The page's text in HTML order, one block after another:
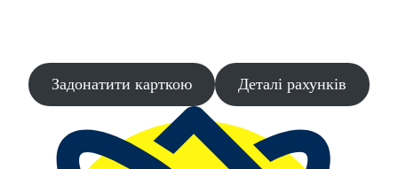
Задонатити карткою Деталі рахунків